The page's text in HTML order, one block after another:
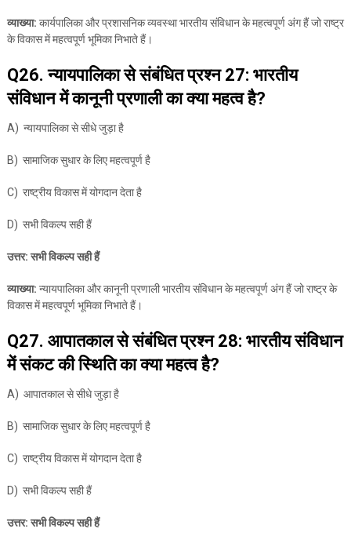
व्याख्या: कार्यपालिका और प्रशासनिक व्यवस्था भारतीय संविधान के महत्वपूर्ण अंग हैं जो राष्ट्र
के विकास में महत्वपूर्ण भूमिका निभाते हैं।
Q26. न्यायपालिका से संबंधित प्रश्न 27: भारतीय
संविधान में कानूनी प्रणाली का क्या महत्व है?
A) न्यायपालिका से सीधे जुड़ा है
B) सामाजिक सुधार के लिए महत्वपूर्ण है
C) राष्ट्रीय विकास में योगदान देता है
D) सभी विकल्प सही हैं
उत्तर: सभी विकल्प सही हैं
व्याख्या: न्यायपालिका और कानूनी प्रणाली भारतीय संविधान के महत्वपूर्ण अंग हैं जो राष्ट्र के
विकास में महत्वपूर्ण भूमिका निभाते हैं।
Q27. आपातकाल से संबंधित प्रश्न 28: भारतीय संविधान
में संकट की स्थिति का क्या महत्व है?
A) आपातकाल से सीधे जुड़ा है
B) सामाजिक सुधार के लिए महत्वपूर्ण है
C) राष्ट्रीय विकास में योगदान देता है
D) सभी विकल्प सही हैं
उत्तर: सभी विकल्प सही हैं